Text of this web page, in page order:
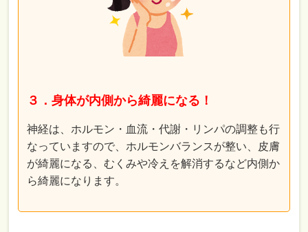
３．身体が内側から綺麗になる！
神経は、ホルモン・血流・代謝・リンパの調整も行
なっていますので、ホルモンバランスが整い、皮膚
が綺麗になる、むくみや冷えを解消するなど内側か
ら綺麗になります。